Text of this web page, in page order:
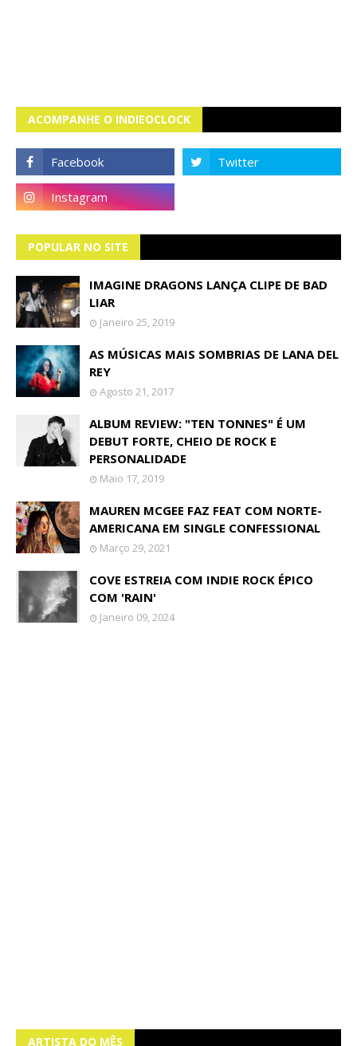
ACOMPANHE O INDIEOCLOCK
POPULAR NO SITE
IMAGINE DRAGONS LANÇA CLIPE DE BAD
LIAR
Janeiro 25, 2019
AS MÚSICAS MAIS SOMBRIAS DE LANA DEL
REY
Agosto 21, 2017
ALBUM REVIEW: "TEN TONNES" É UM
DEBUT FORTE, CHEIO DE ROCK E
PERSONALIDADE
Maio 17, 2019
MAUREN MCGEE FAZ FEAT COM NORTE-
AMERICANA EM SINGLE CONFESSIONAL
Março 29, 2021
COVE ESTREIA COM INDIE ROCK ÉPICO
COM 'RAIN'
Janeiro 09, 2024
ARTISTA DO MÊS